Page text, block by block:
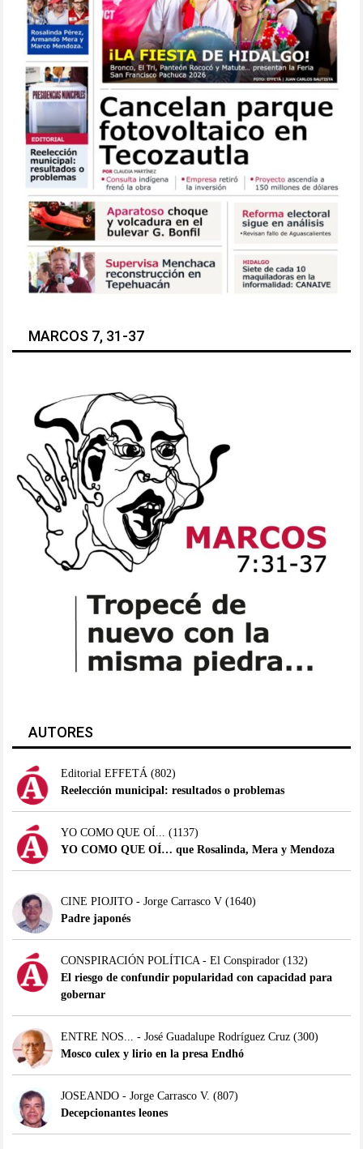
MARCOS 7, 31-37
AUTORES
Editorial EFFETÁ (802)
Reelección municipal: resultados o problemas
YO COMO QUE OÍ...
(1137)
YO COMO QUE OÍ… que Rosalinda, Mera y Mendoza
CINE PIOJITO - Jorge Carrasco V(1640)
Padre japonés
CONSPIRACIÓN POLÍTICA - El Conspirador(132)
El riesgo de confundir popularidad con capacidad para
gobernar
ENTRE NOS... - José Guadalupe Rodríguez Cruz(300)
Mosco culex y lirio en la presa Endhó
JOSEANDO - Jorge Carrasco V. (807)
Decepcionantes leones